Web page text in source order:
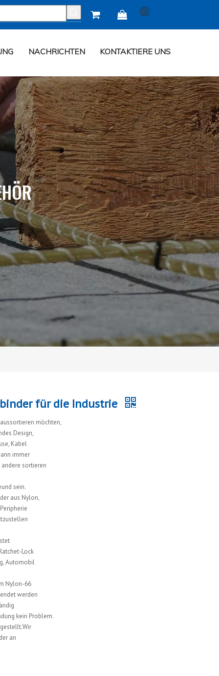
 
NACHRICHTEN KONTAKTIERE UNS
für die Industrie
möchten,
Design,
Kabel
immer
sortieren
sein.
aus Nylon,
Lock
Automobil
Nylon-66
werden
kein Problem.
an